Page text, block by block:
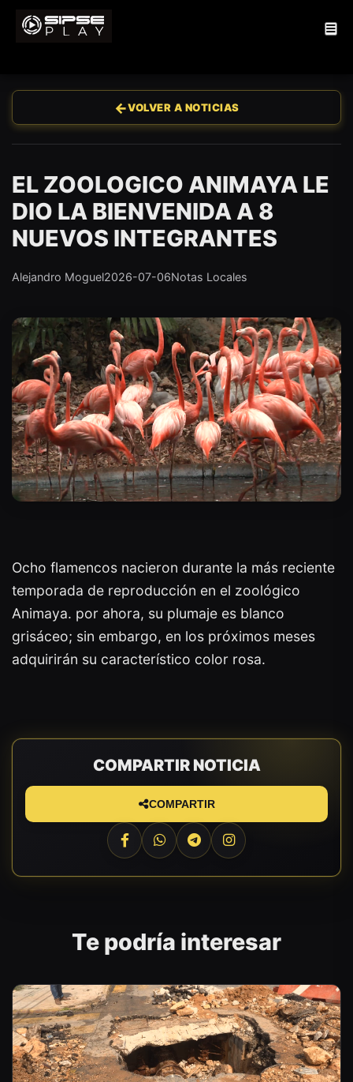
←VOLVER A NOTICIAS
EL ZOOLOGICO ANIMAYA LE
DIO LA BIENVENIDA A 8
NUEVOS INTEGRANTES
Alejandro Moguel2026-07-06Notas Locales
Ocho flamencos nacieron durante la más reciente
temporada de reproducción en el zoológico
Animaya. por ahora, su plumaje es blanco
grisáceo; sin embargo, en los próximos meses
adquirirán su característico color rosa.
COMPARTIR NOTICIA
COMPARTIR
Te podría interesar